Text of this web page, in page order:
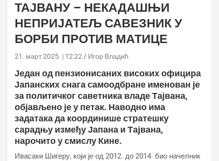
ТАЈВАНУ – НЕКАДАШЊИ
НЕПРИЈАТЕЉ САВЕЗНИК У
БОРБИ ПРОТИВ МАТИЦЕ
21. март 2025. | 12:22 Игор Владић
Један од пензионисаних високих официра
Јапанских снага самоодбране именован је
за политичког саветника владе Тајвана,
објављено је у петак. Наводно има
задатака да координише стратешку
сарадњу између Јапана и Тајвана,
нарочито у смислу Кине.
Ивасаки Шигеру, који је од 2012. до 2014. био начелник